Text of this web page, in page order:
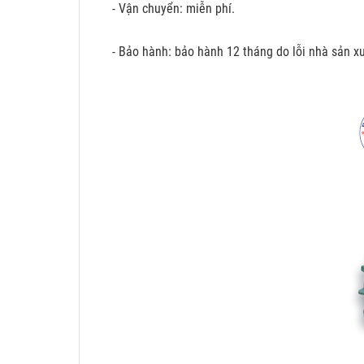
- Vận chuyển: miễn phí.
- Bảo hành: bảo hành 12 tháng do lỗi nhà sản